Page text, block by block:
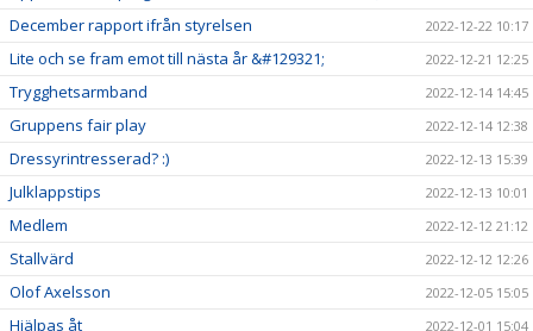
December rapport ifrån styrelsen 2022-12-22 10:17
Lite och se fram emot till nästa år &#129321; 2022-12-21 12:25
Trygghetsarmband 2022-12-14 14:45
Gruppens fair play 2022-12-14 12:38
Dressyrintresserad? :) 2022-12-13 15:39
Julklappstips 2022-12-13 10:01
Medlem 2022-12-12 21:12
Stallvärd 2022-12-12 12:26
Olof Axelsson 2022-12-05 15:05
Hjälpas åt 2022-12-01 15:04